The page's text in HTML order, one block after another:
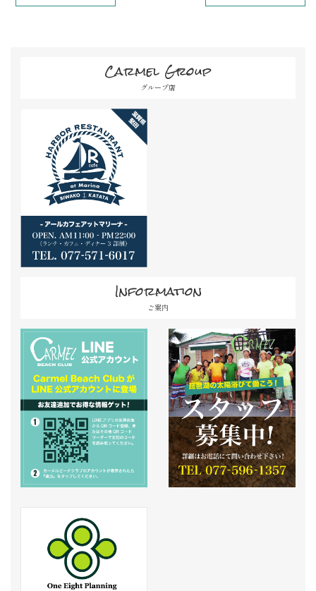
Carmel Group
グループ店
Information
ご案内